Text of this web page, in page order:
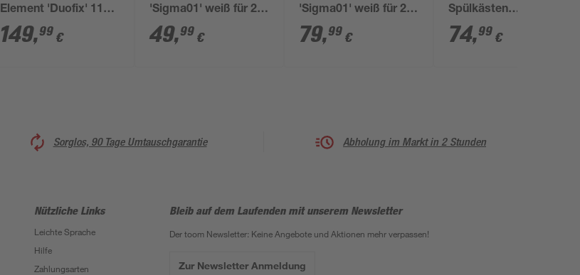
Element 'Duofix' 112
cm Standarmatur
149,99 €
'Sigma01' weiß für 2-
Mengen-Spülung
49,99 €
'Sigma01' weiß für 2-
Mengen-Spülung
79,99 €
Spülkästen
"Sigma30" weiß
74,99 €
Sorglos, 90 Tage Umtauschgarantie Abholung im Markt in 2 Stunden
Nützliche Links
Leichte Sprache
Hilfe
Zahlungsarten
Bleib auf dem Laufenden mit unserem Newsletter
Der toom Newsletter: Keine Angebote und Aktionen mehr verpassen!
Zur Newsletter Anmeldung